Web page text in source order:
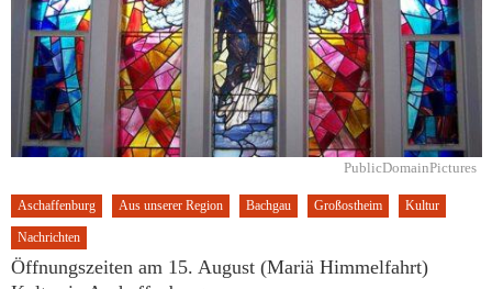
PublicDomainPictures
Aschaffenburg Aus unserer Region Bachgau Großostheim Kultur
Nachrichten
Öffnungszeiten am 15. August (Mariä Himmelfahrt)